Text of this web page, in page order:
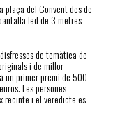
plaça del Convent des de
led de 3 metres
disfresses detemàtica de
i de millor
un primer premi de 500
Les persones
recinte i el veredicte es